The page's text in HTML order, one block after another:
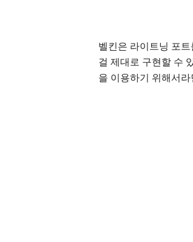
벨킨은 라이트닝 포트
걸 제대로 구현할 수
을 이용하기 위해서